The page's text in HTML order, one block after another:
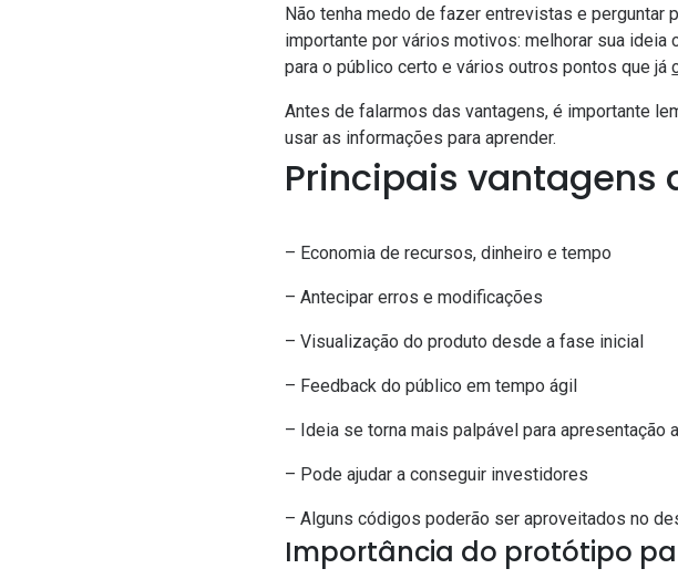
Não tenha medo de fazer entrevistas e perguntar
importante por vários motivos: melhorar sua
para o público certo e vários outros pontos que já
Antes de falarmos das vantagens, é importante
usar as informações para aprender.
Principais vantagens
– Economia de recursos, dinheiro e tempo
– Antecipar erros e modificações
– Visualização do produto desde a fase inicial
– Feedback do público em tempo ágil
– Ideia se torna mais palpável para apresentação
– Pode ajudar a conseguir investidores
– Alguns códigos poderão ser aproveitados no
Importância do protótipo